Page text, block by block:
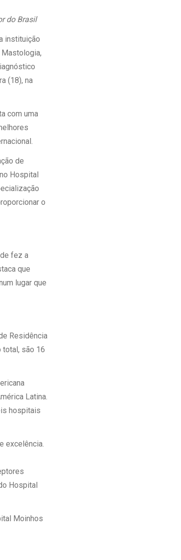
Empresas
Tele Interconsultas
Cabine Telemedicina
Gestão do Cuidado
do Brasil
instituição
(18), na
com uma
de
Hospital
o
fez a
que
lugar que
Residência
total, são 16
Latina.
hospitais
excelência.
Hospital
Moinhos